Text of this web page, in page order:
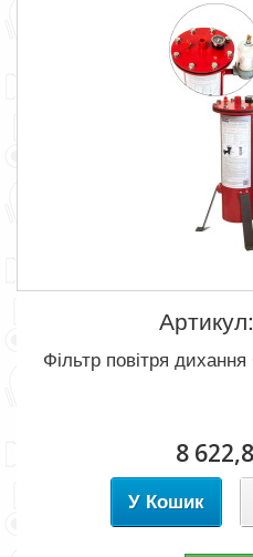
Фільтр повітря
8
У Кошик